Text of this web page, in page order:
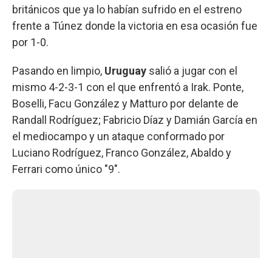
británicos que ya lo habían sufrido en el estreno
frente a Túnez donde la victoria en esa ocasión fue
por 1-0.
Pasando en limpio, Uruguay salió a jugar con el
mismo 4-2-3-1 con el que enfrentó a Irak. Ponte,
Boselli, Facu González y Matturo por delante de
Randall Rodríguez; Fabricio Díaz y Damián García en
el mediocampo y un ataque conformado por
Luciano Rodríguez, Franco González, Abaldo y
Ferrari como único "9".